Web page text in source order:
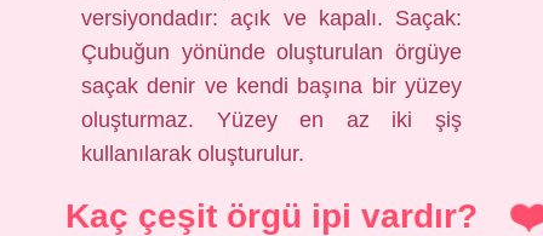
versiyondadır: açık ve kapalı. Saçak:
Çubuğun yönünde oluşturulan örgüye
saçak denir ve kendi başına bir yüzey
oluşturmaz. Yüzey en az iki şiş
kullanılarak oluşturulur.
Kaç çeşit örgü ipi vardır?